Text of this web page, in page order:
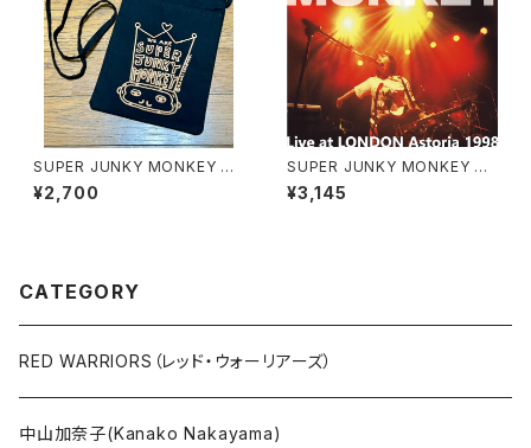
SUPER JUNKY MONKEY サ
コッシュ
¥2,700
SUPER JUNKY MONKEY CD
"Live at LONDON Astoria 1
998"
¥3,145
CATEGORY
RED WARRIORS（レッド・ウォーリアーズ）
中山加奈子(Kanako Nakayama)